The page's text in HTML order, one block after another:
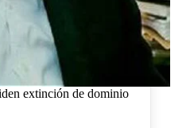
extinción de dominio